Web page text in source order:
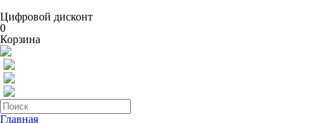
Цифровой дисконт
0
Корзина
Главная